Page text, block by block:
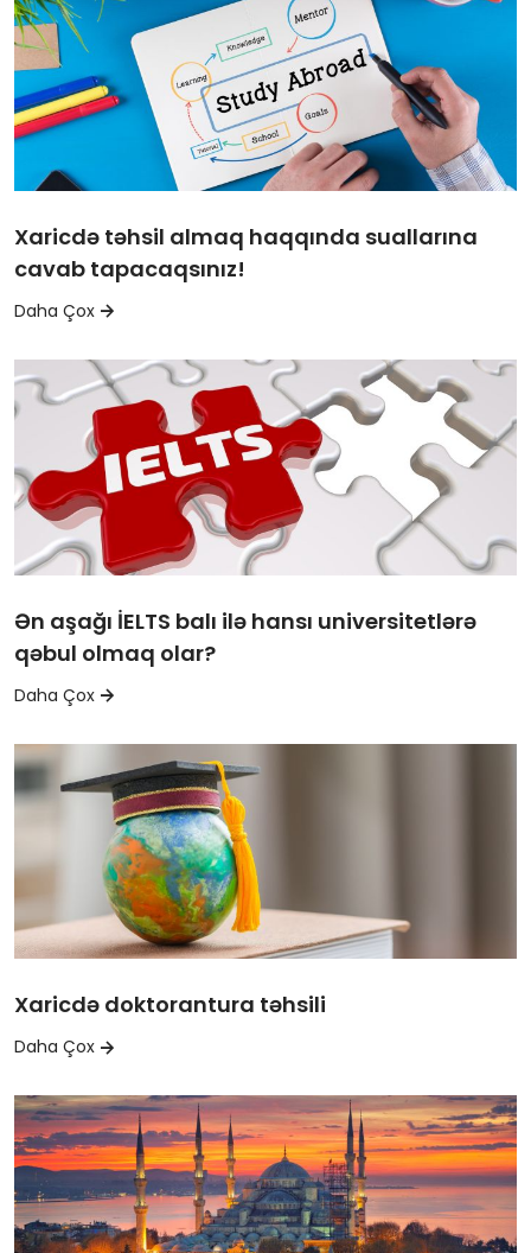
Xaricdə təhsil almaq haqqında suallarına
cavab tapacaqsınız!
Daha Çox
Ən aşağı İELTS balı ilə hansı universitetlərə
qəbul olmaq olar?
Daha Çox
Xaricdə doktorantura təhsili
Daha Çox